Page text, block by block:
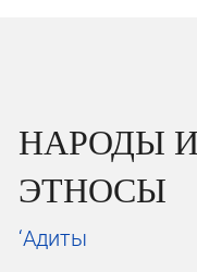
НАРОДЫ
ЭТНОСЫ
‘Адиты